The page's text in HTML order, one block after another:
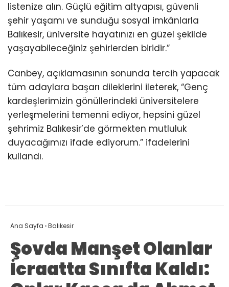
listenize alın. Güçlü eğitim altyapısı, güvenli
şehir yaşamı ve sunduğu sosyal imkânlarla
Balıkesir, üniversite hayatınızı en güzel şekilde
yaşayabileceğiniz şehirlerden biridir.”
Canbey, açıklamasının sonunda tercih yapacak
tüm adaylara başarı dileklerini ileterek, “Genç
kardeşlerimizin gönüllerindeki üniversitelere
yerleşmelerini temenni ediyor, hepsini güzel
şehrimiz Balıkesir’de görmekten mutluluk
duyacağımızı ifade ediyorum.” ifadelerini
kullandı.
Ana Sayfa ›Balıkesir
Şovda Manşet Olanlar
İcraatta Sınıfta Kaldı: